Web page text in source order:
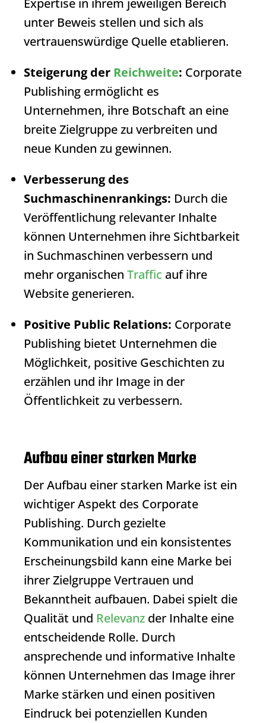
unter Beweis stellen und sich als
vertrauenswürdige Quelle etablieren.
Steigerung der Reichweite: Corporate
Publishing ermöglicht es
Unternehmen, ihre Botschaft an eine
breite Zielgruppe zu verbreiten und
neue Kunden zu gewinnen.
Verbesserung des
Suchmaschinenrankings: Durch die
Veröffentlichung relevanter Inhalte
können Unternehmen ihre Sichtbarkeit
in Suchmaschinen verbessern und
mehr organischen Traffic auf ihre
Website generieren.
Positive Public Relations: Corporate
Publishing bietet Unternehmen die
Möglichkeit, positive Geschichten zu
erzählen und ihr Image in der
Öffentlichkeit zu verbessern.
Aufbau einer starken Marke
Der Aufbau einer starken Marke ist ein
wichtiger Aspekt des Corporate
Publishing. Durch gezielte
Kommunikation und ein konsistentes
Erscheinungsbild kann eine Marke bei
ihrer Zielgruppe Vertrauen und
Bekanntheit aufbauen. Dabei spielt die
Qualität und Relevanz der Inhalte eine
entscheidende Rolle. Durch
ansprechende und informative Inhalte
können Unternehmen das Image ihrer
Marke stärken und einen positiven
Eindruck bei potenziellen Kunden